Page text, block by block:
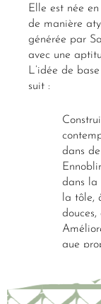
Elle est née
de manière
générée par
avec une
L’idée de
suit :
dans
dans la
la tôle,
douces,
que